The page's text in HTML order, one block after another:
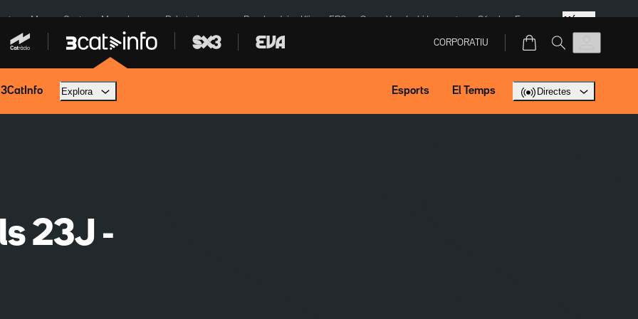
Menors Ceuta Mercabarna Robatoris coure Bombardejos Kíiv ERC SpaceX Isaki Lacuesta Sánchez Europa Més
CORPORATIU
3CatInfo Explora Esports El Temps Directes
23J -